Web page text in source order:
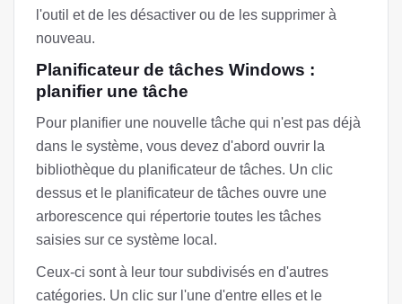
l'outil et de les désactiver ou de les supprimer à
nouveau.
Planificateur de tâches Windows :
planifier une tâche
Pour planifier une nouvelle tâche qui n'est pas déjà
dans le système, vous devez d'abord ouvrir la
bibliothèque du planificateur de tâches. Un clic
dessus et le planificateur de tâches ouvre une
arborescence qui répertorie toutes les tâches
saisies sur ce système local.
Ceux-ci sont à leur tour subdivisés en d'autres
catégories. Un clic sur l'une d'entre elles et le